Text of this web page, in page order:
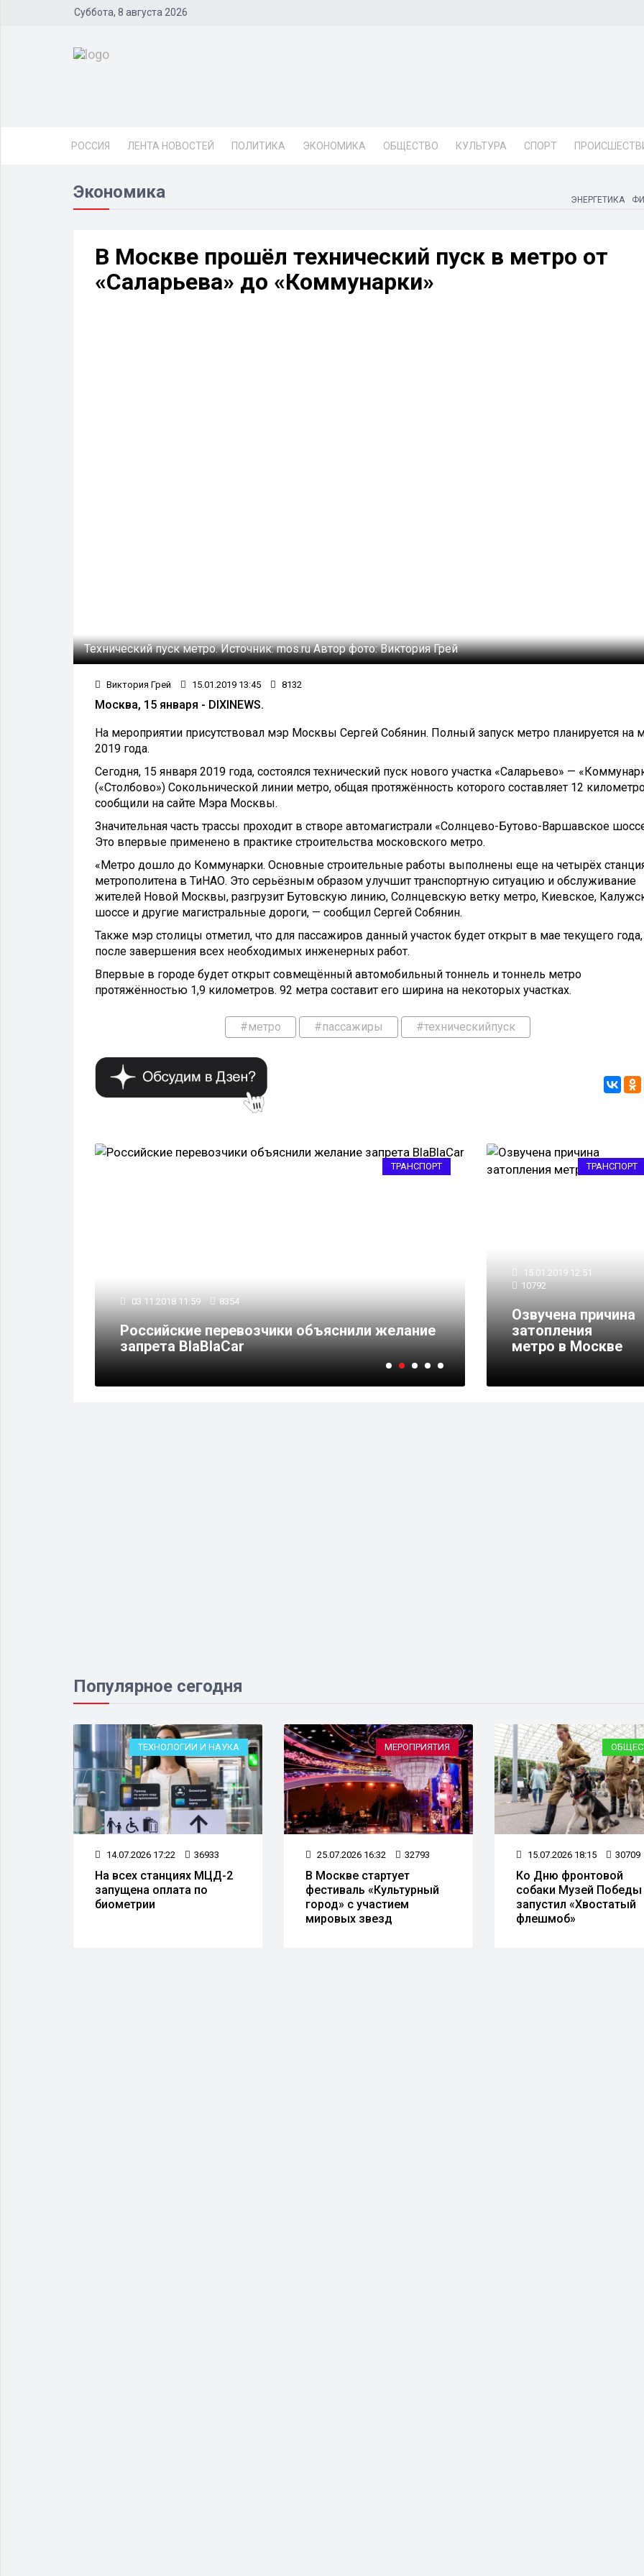
Суббота, 8 августа 2026
РОССИЯ ЛЕНТА НОВОСТЕЙ ПОЛИТИКА ЭКОНОМИКА ОБЩЕСТВО КУЛЬТУРА СПОРТ
Экономика ЭНЕРГЕТИКА
В Москве прошёл технический пуск в метро от
«Саларьева» до «Коммунарки»
Технический пуск метро.Источник:mos.ruАвтор фото:Виктория Грей
Виктория Грей 15.01.2019 13:45 8132
Москва, 15 января - DIXINEWS.
На мероприятии присутствовал мэр Москвы Сергей Собянин. Полный запуск метро планируется на
2019 года.
Сегодня, 15 января 2019 года, состоялся технический пуск нового участка «Саларьево» —
(«Столбово») Сокольнической линии метро, общая протяжённость которого составляет 12
сообщили на сайте Мэра Москвы.
Значительная часть трассы проходит в створе автомагистрали «Солнцево-Бутово-Варшавское
Это впервые применено в практике строительства московского метро.
«Метро дошло до Коммунарки. Основные строительные работы выполнены еще на четырёх
метрополитена в ТиНАО. Это серьёзным образом улучшит транспортную ситуацию и обслуживание
жителей Новой Москвы, разгрузит Бутовскую линию, Солнцевскую ветку метро, Киевское,
шоссе и другие магистральные дороги, — сообщил Сергей Собянин.
Также мэр столицы отметил, что для пассажиров данный участок будет открыт в мае текущего года,
после завершения всех необходимых инженерных работ.
Впервые в городе будет открыт совмещённый автомобильный тоннель и тоннель метро
протяжённостью 1,9 километров. 92 метра составит его ширина на некоторых участках.
#метро #пассажиры #техническийпуск
ТРАНСПОРТ
03.11.2018 11:59 8354
Российские перевозчики объяснили желание
запрета BlaBlaCar
Пассажиропоток
турникетов возрос
ТРАНСПОРТ
15.01.2019 12:51
10792
Озвучена причина
затопления
метро в Москве
Популярное сегодня
ТЕХНОЛОГИИ И НАУКА
14.07.2026 17:22 36933
На всех станциях МЦД-2
запущена оплата по
биометрии
МЕРОПРИЯТИЯ
25.07.2026 16:32 32793
В Москве стартует
фестиваль «Культурный
город» с участием
мировых звезд
15.07.2026 18:15 30709
Ко Дню фронтовой
собаки Музей Победы
запустил «Хвостатый
флешмоб»